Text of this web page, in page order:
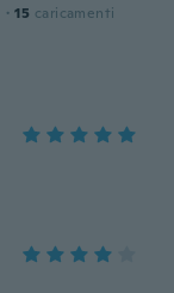
· 15 caricamenti